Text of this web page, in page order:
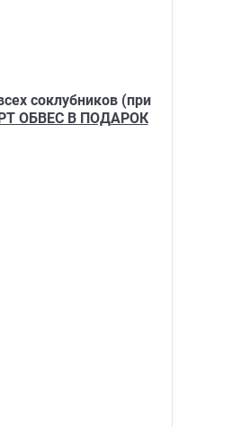
соклубников (при
ОБВЕС В ПОДАРОК